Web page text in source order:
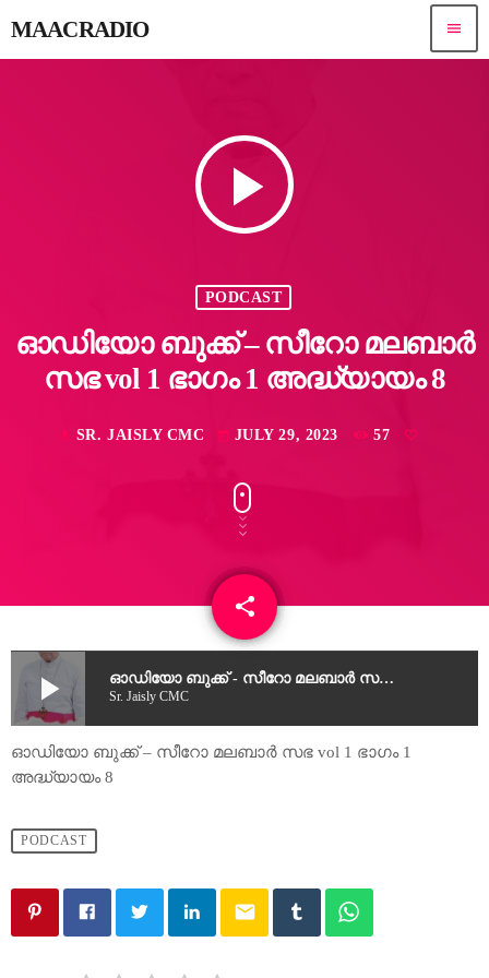
MAACRADIO menu
play_arrow
PODCAST
ഓഡിയോ ബുക്ക് – സീറോ മലബാർ
സഭ vol 1 ഭാഗം 1 അദ്ധ്യായം 8
mic SR. JAISLY CMC today JULY 29, 2023 57
share
email
play_arrow ഓഡിയോ ബുക്ക് - സീറോ മലബാർ സഭ vol 1 ഭാഗം 1 അദ്ധ്യായം 8
Sr. Jaisly CMC
ഓഡിയോ ബുക്ക് – സീറോ മലബാർ സഭ vol 1 ഭാഗം 1
അദ്ധ്യായം 8
PODCAST
email